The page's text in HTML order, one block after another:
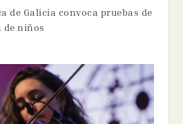
de Galicia convoca pruebas de
de niños